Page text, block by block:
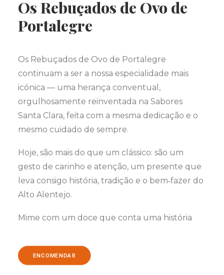
Os Rebuçados de Ovo de
Portalegre
Os Rebuçados de Ovo de Portalegre
continuam a ser a nossa especialidade mais
icónica — uma herança conventual,
orgulhosamente reinventada na Sabores
Santa Clara, feita com a mesma dedicação e o
mesmo cuidado de sempre.
Hoje, são mais do que um clássico: são um
gesto de carinho e atenção, um presente que
leva consigo história, tradição e o bem‑fazer do
Alto Alentejo.
Mime com um doce que conta uma história
ENCOMENDAR